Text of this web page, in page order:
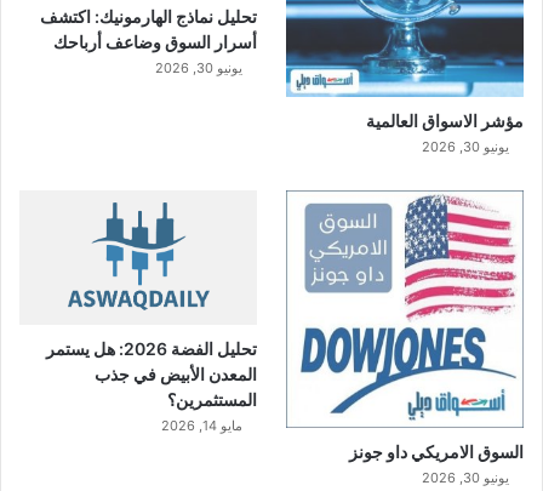
مؤشر الاسواق العالمية
يونيو 30, 2026
تحليل نماذج الهارمونيك: اكتشف
أسرار السوق وضاعف أرباحك
يونيو 30, 2026
السوق الامريكي داو جونز
يونيو 30, 2026
تحليل الفضة 2026: هل يستمر
المعدن الأبيض في جذب
المستثمرين؟
مايو 14, 2026